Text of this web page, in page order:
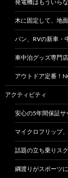
発電機はもういら
木に固定して、地
バン、RVの新車・
車中泊グッズ専門
アウトドア定番！
アクティビティ
安心の5年間保証
マイクロフリップ
話題の立ち乗りス
綱渡りがスポーツ